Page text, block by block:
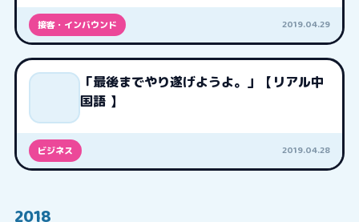
接客・インバウンド 2019.04.29
「最後までやり遂げようよ。」【リアル中
国語 】
ビジネス 2019.04.28